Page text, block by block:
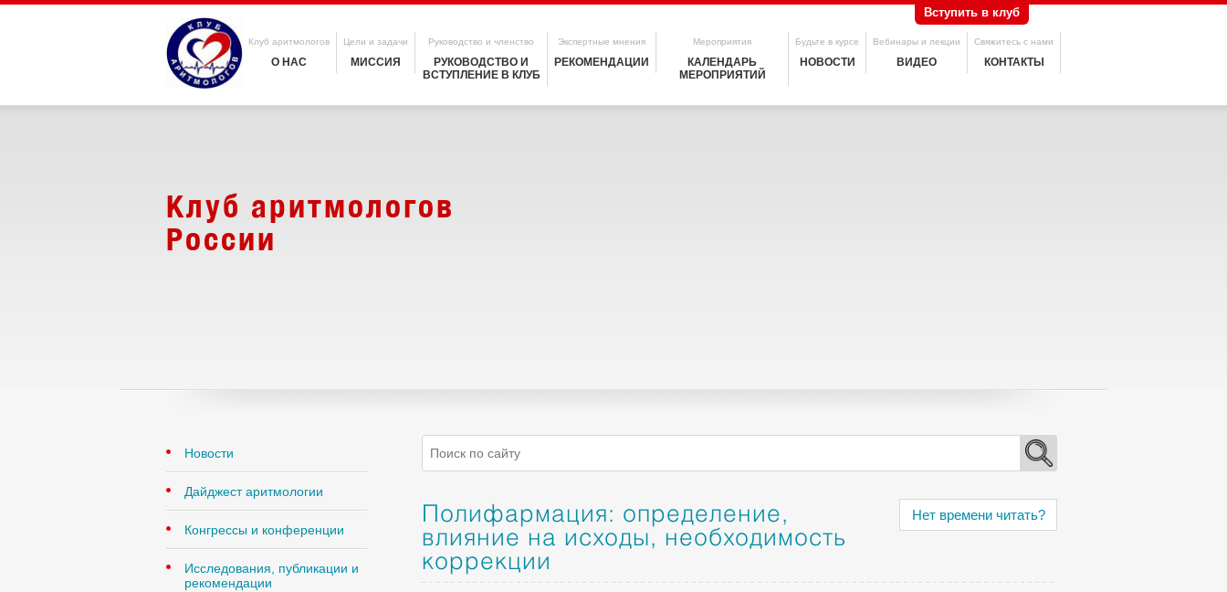
Клуб аритмологов
О НАС
Цели и задачи
МИССИЯ
Руководство и членство
РУКОВОДСТВО И
ВСТУПЛЕНИЕ В КЛУБ
Экспертные мнения
РЕКОМЕНДАЦИИ
Мероприятия
КАЛЕНДАРЬ
МЕРОПРИЯТИЙ
Будьте в курсе
НОВОСТИ
Вебинары и лекции
ВИДЕО
Свяжитесь с нами
КОНТАКТЫ
Вступить в клуб
Клуб аритмологов
России
Новости
Дайджест аритмологии
Конгрессы и конференции
Исследования, публикации и
рекомендации
Полифармация: определение,
влияние на исходы, необходимость
коррекции
Нет времени читать?